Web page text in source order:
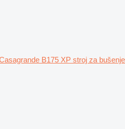
B175 XP stroj za bušenje